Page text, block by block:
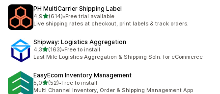
PH MultiCarrier Shipping Label
4,9/ 5 tähteä
(614)
614 arvostelua yhteensä
•Free trial available
Live shipping rates at checkout, print labels & track orders.
Shipway: Logistics Aggregation
4,3/ 5 tähteä
(163)
163 arvostelua yhteensä
•Free to install
Last Mile Logistics Aggregation & Shipping Soln. for eCommerce
EasyEcom Inventory Management
5,0/ 5 tähteä
(52)
52 arvostelua yhteensä
•Free to install
Multi Channel Inventory, Order & Shipping Management App